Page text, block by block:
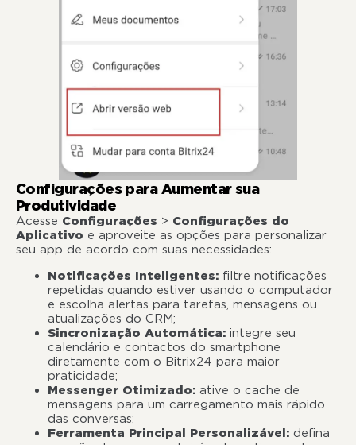
Configurações para Aumentar sua
Produtividade
Acesse Configurações > Configurações do
Aplicativo e aproveite as opções para personalizar
seu app de acordo com suas necessidades:
Notificações Inteligentes: filtre notificações
repetidas quando estiver usando o computador
e escolha alertas para tarefas, mensagens ou
atualizações do CRM;
Sincronização Automática: integre seu
calendário e contactos do smartphone
diretamente com o Bitrix24 para maior
praticidade;
Messenger Otimizado: ative o cache de
mensagens para um carregamento mais rápido
das conversas;
Ferramenta Principal Personalizável: defina